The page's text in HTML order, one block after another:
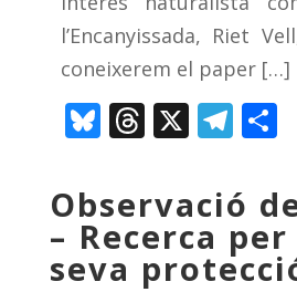
l’Encanyissada, Riet
coneixerem el paper […]
Bluesky
Threads
X
Observació
– Recerca
seva